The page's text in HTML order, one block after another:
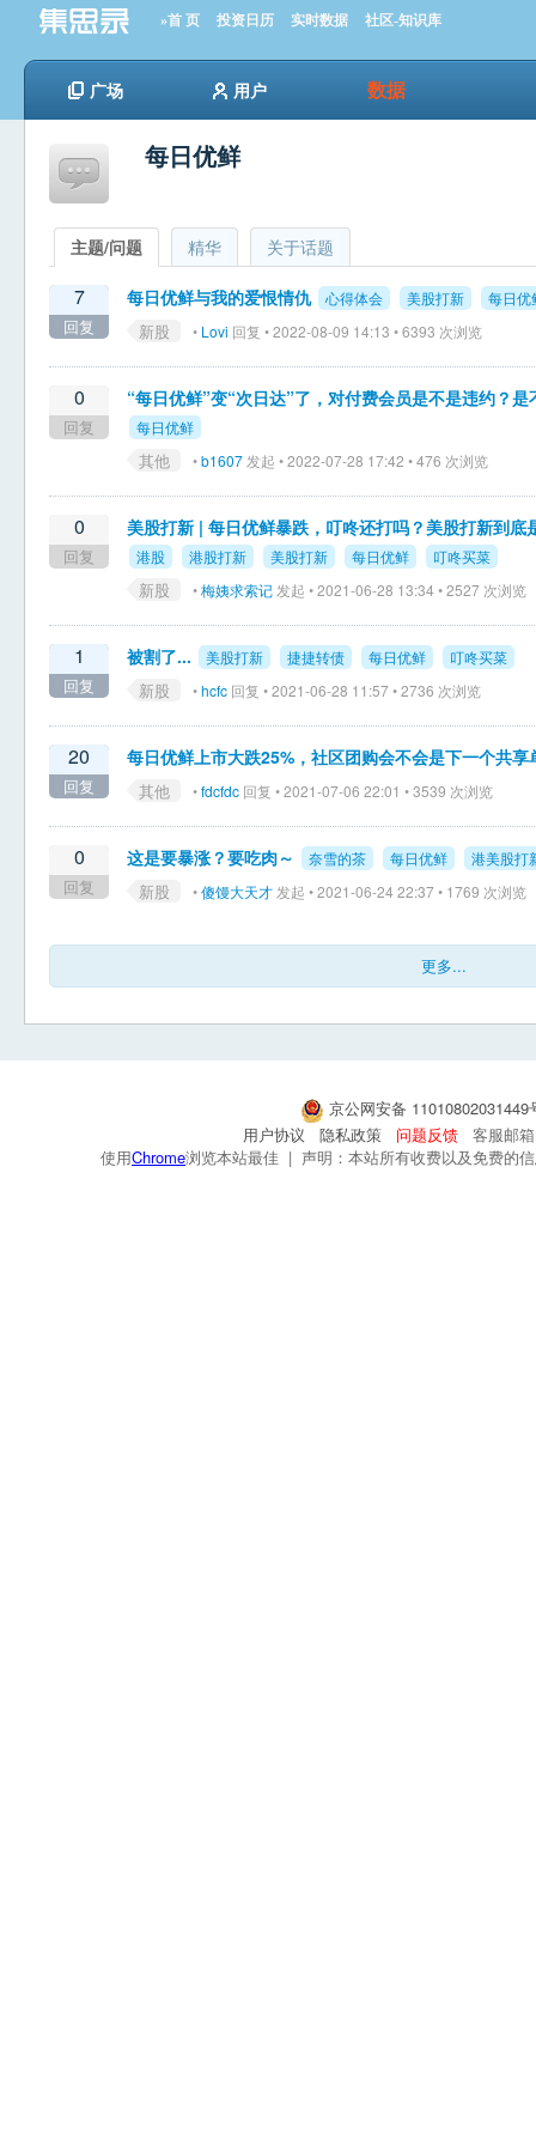
»首 页 投资日历 实时数据 社区-知识库
广场 用户 数据
每日优鲜
主题/问题 精华 关于话题
7
回复
每日优鲜与我的爱恨情仇 心得体会 美股打新 每日优
新股 • Lovi 回复 • 2022-08-09 14:13 • 6393 次浏览
0
回复
“每日优鲜”变“次日达”了，对付费会员是不是违约？
每日优鲜
其他 •b1607 发起 • 2022-07-28 17:42 • 476 次浏览
0
回复
美股打新 | 每日优鲜暴跌，叮咚还打吗？美股打新到底
港股 港股打新 美股打新 每日优鲜 叮咚买菜
新股 •梅姨求索记 发起 • 2021-06-28 13:34 • 2527 次浏览
1
回复
被割了... 美股打新 捷捷转债 每日优鲜 叮咚买菜
新股 •hcfc 回复 • 2021-06-28 11:57 • 2736 次浏览
20
回复
每日优鲜上市大跌25%，社区团购会不会是下一个共享
其他 •fdcfdc 回复 • 2021-07-06 22:01 • 3539 次浏览
0
回复
这是要暴涨？要吃肉～ 奈雪的茶 每日优鲜 港美股打
新股 •傻馒大天才 发起 • 2021-06-24 22:37 • 1769 次浏览
更多...
京公网安备
用户协议
隐私政策 问题反馈
客服邮
使用Chrome浏览本站最佳 | 声明：本站所有收费以及免费的